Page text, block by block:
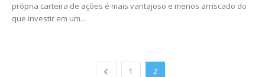
própria carteira de ações é mais vantajoso e menos arriscado do
que investir em um...
1 2